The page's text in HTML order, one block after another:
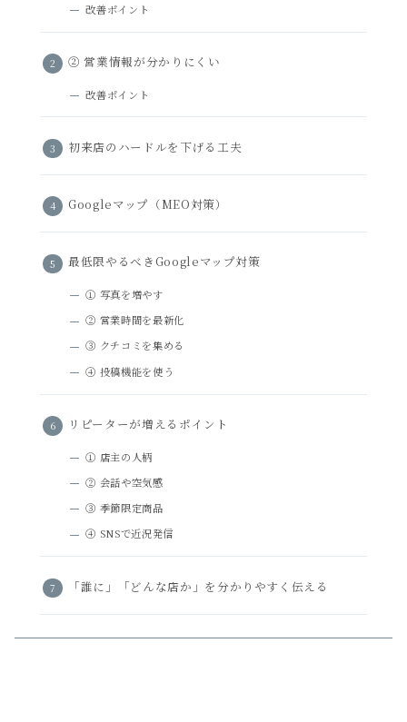
改善ポイント
② 営業情報が分かりにくい
改善ポイント
初来店のハードルを下げる工夫
Googleマップ（MEO対策）
最低限やるべきGoogleマップ対策
① 写真を増やす
② 営業時間を最新化
③ クチコミを集める
④ 投稿機能を使う
リピーターが増えるポイント
① 店主の人柄
② 会話や空気感
③ 季節限定商品
④ SNSで近況発信
「誰に」「どんな店か」を分かりやすく伝える